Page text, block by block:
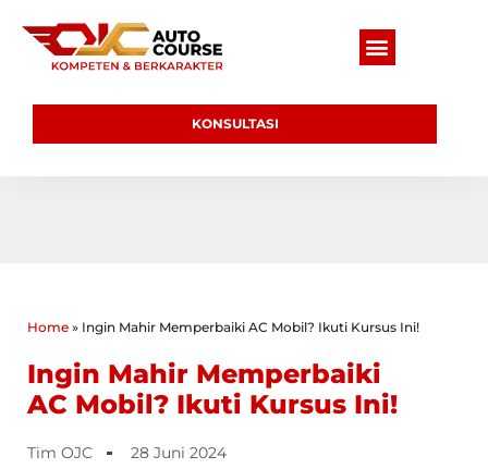
KONSULTASI
Home » Ingin Mahir Memperbaiki AC Mobil? Ikuti Kursus Ini!
Ingin Mahir Memperbaiki
AC Mobil? Ikuti Kursus Ini!
Tim OJC 28 Juni 2024